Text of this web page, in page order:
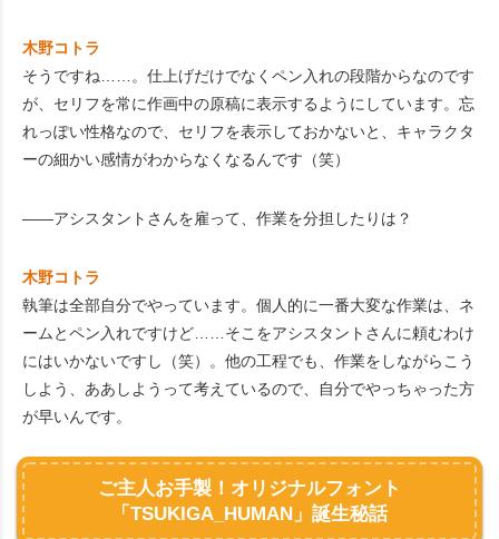
木野コトラ
そうですね……。仕上げだけでなくペン入れの段階からなのです
が、セリフを常に作画中の原稿に表示するようにしています。忘
れっぽい性格なので、セリフを表示しておかないと、キャラクタ
ーの細かい感情がわからなくなるんです（笑）
――アシスタントさんを雇って、作業を分担したりは？
木野コトラ
執筆は全部自分でやっています。個人的に一番大変な作業は、ネ
ームとペン入れですけど……そこをアシスタントさんに頼むわけ
にはいかないですし（笑）。他の工程でも、作業をしながらこう
しよう、ああしようって考えているので、自分でやっちゃった方
が早いんです。
ご主人お手製！オリジナルフォント
「TSUKIGA_HUMAN」誕生秘話